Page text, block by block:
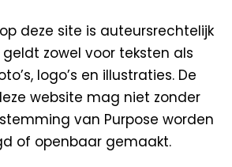
deze site is auteursrechtelijk
zowel voor teksten als
logo’s en illustraties. De
website mag niet zonder
van Purpose worden
of openbaar gemaakt.